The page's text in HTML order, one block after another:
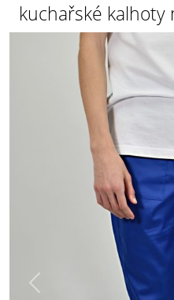
kuchařské kalhoty
Previous